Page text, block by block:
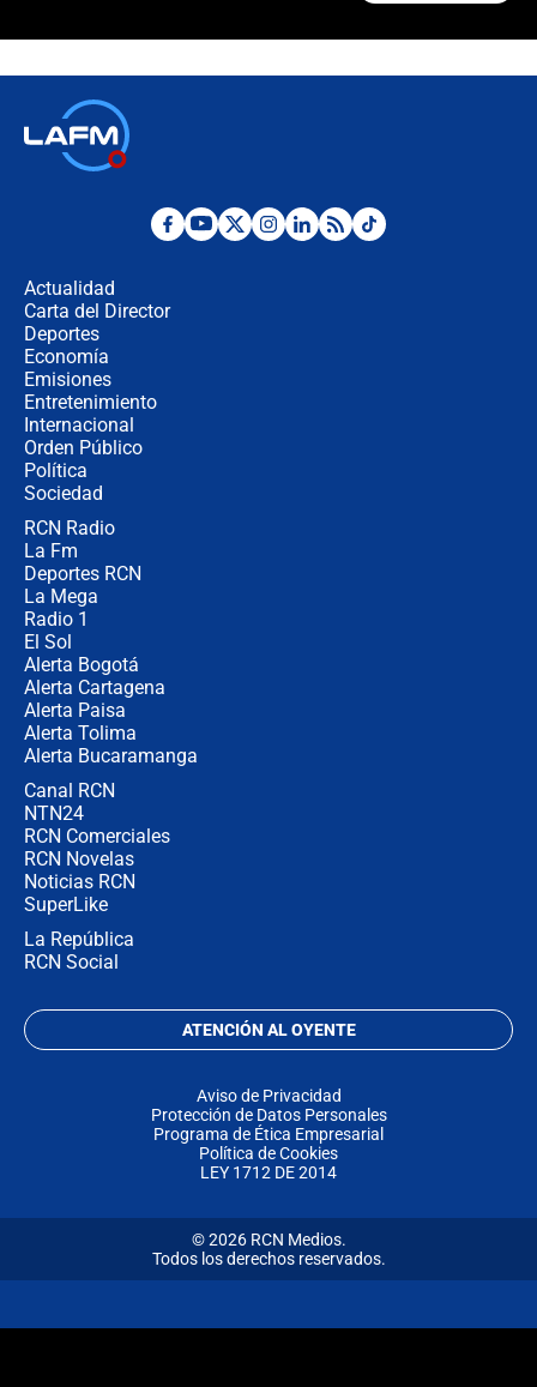
Desde dermatitis hasta infecciones:
Actualidad
Carta del Director
Deportes
Economía
Emisiones
Entretenimiento
Internacional
Orden Público
Política
Sociedad
RCN Radio
La Fm
Deportes RCN
La Mega
Radio 1
El Sol
Alerta Bogotá
Alerta Cartagena
Alerta Paisa
Alerta Tolima
Alerta Bucaramanga
Canal RCN
NTN24
RCN Comerciales
RCN Novelas
Noticias RCN
SuperLike
La República
RCN Social
ATENCIÓN AL OYENTE
Aviso de Privacidad
Protección de Datos Personales
Programa de Ética Empresarial
Política de Cookies
LEY 1712 DE 2014
© 2026 RCN Medios.
Todos los derechos reservados.